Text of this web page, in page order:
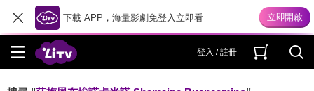
下載 APP，海量影劇免登入立即看
登入 / 註冊